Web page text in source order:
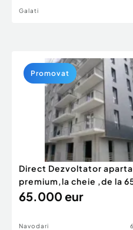
Galati
Direct Dezvoltator
premium,la cheie ,de la
eur
65.000 eur
Navodari
Promovat